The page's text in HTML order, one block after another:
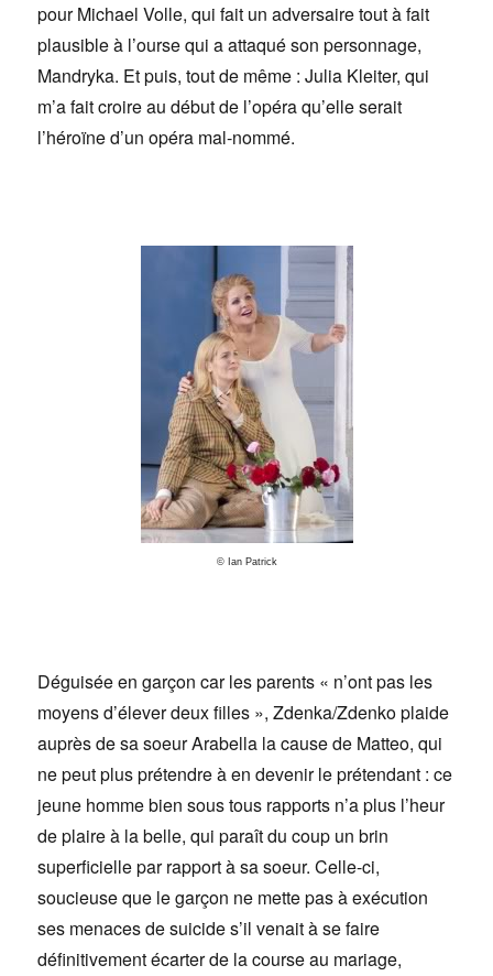
pour Michael Volle, qui fait un adversaire tout à fait
plausible à l’ourse qui a attaqué son personnage,
Mandryka. Et puis, tout de même : Julia Kleiter, qui
m’a fait croire au début de l’opéra qu’elle serait
l’héroïne d’un opéra mal-nommé.
© Ian Patrick
Déguisée en garçon car les parents « n’ont pas les
moyens d’élever deux filles », Zdenka/Zdenko plaide
auprès de sa soeur Arabella la cause de Matteo, qui
ne peut plus prétendre à en devenir le prétendant : ce
jeune homme bien sous tous rapports n’a plus l’heur
de plaire à la belle, qui paraît du coup un brin
superficielle par rapport à sa soeur. Celle-ci,
soucieuse que le garçon ne mette pas à exécution
ses menaces de suicide s’il venait à se faire
définitivement écarter de la course au mariage,